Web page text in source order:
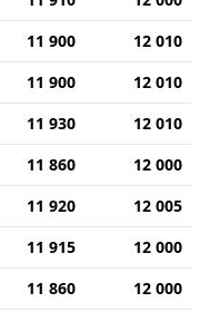
11 900
12 010
11 900
12 010
11 930
12 010
11 860
12 000
11 920
12 005
11 915
12 000
11 860
12 000